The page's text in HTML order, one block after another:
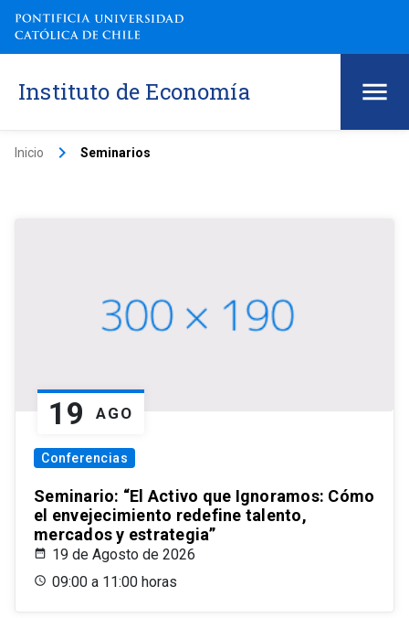
Instituto de Economía
Inicio keyboard_arrow_right Seminarios
19 AGO
Conferencias
Seminario: “El Activo que Ignoramos: Cómo
el envejecimiento redefine talento,
mercados y estrategia”
19 de Agosto de 2026
09:00 a 11:00 horas